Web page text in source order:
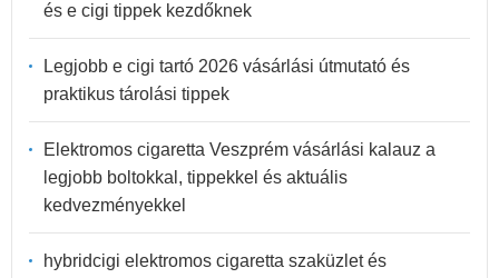
és e cigi tippek kezdőknek
Legjobb e cigi tartó 2026 vásárlási útmutató és
praktikus tárolási tippek
Elektromos cigaretta Veszprém vásárlási kalauz a
legjobb boltokkal, tippekkel és aktuális
kedvezményekkel
hybridcigi elektromos cigaretta szaküzlet és